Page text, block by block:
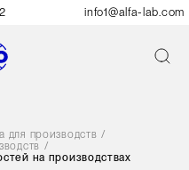
info1@alfa-lab.com
производств /
/
на производствах